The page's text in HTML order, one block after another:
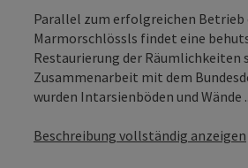
Parallel zum erfolgreichen Betrieb
Marmorschlössls findet eine
Restaurierung der Räumlichkeiten
Zusammenarbeit mit dem
wurden Intarsienböden und Wände
Beschreibung vollständig anzeigen